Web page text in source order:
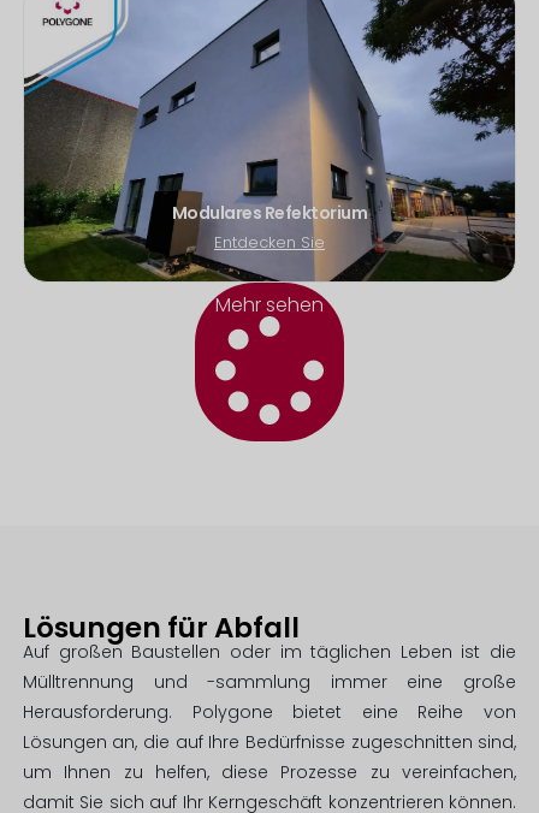
Modulares Refektorium
Entdecken Sie
Mehr sehen
Lösungen für Abfall
Auf großen Baustellen oder im täglichen Leben ist die
Mülltrennung und -sammlung immer eine große
Herausforderung. Polygone bietet eine Reihe von
Lösungen an, die auf Ihre Bedürfnisse zugeschnitten sind,
um Ihnen zu helfen, diese Prozesse zu vereinfachen,
damit Sie sich auf Ihr Kerngeschäft konzentrieren können.